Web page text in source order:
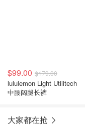
$99.00 $179.00
lululemon Light Utilitech
中腰阔腿长裤
大家都在抢